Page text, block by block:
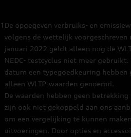
Audi connect
Uitlegvideo's
1 De opgegeven verbruiks- en
volgens de wettelijk voorgeschreven
januari 2022 geldt alleen nog de
NEDC- testcyclus niet meer gebruikt.
datum een typegoedkeuring hebben
alleen WLTP-waarden genoemd.
De waarden hebben geen
zijn ook niet gekoppeld aan ons
om een vergelijking te kunnen
uitvoeringen. Door opties en